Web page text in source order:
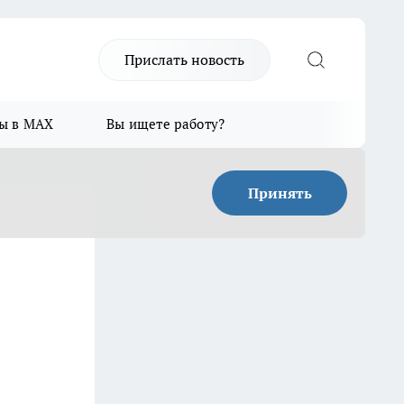
Прислать новость
в MAX Вы ищете работу?
Принять